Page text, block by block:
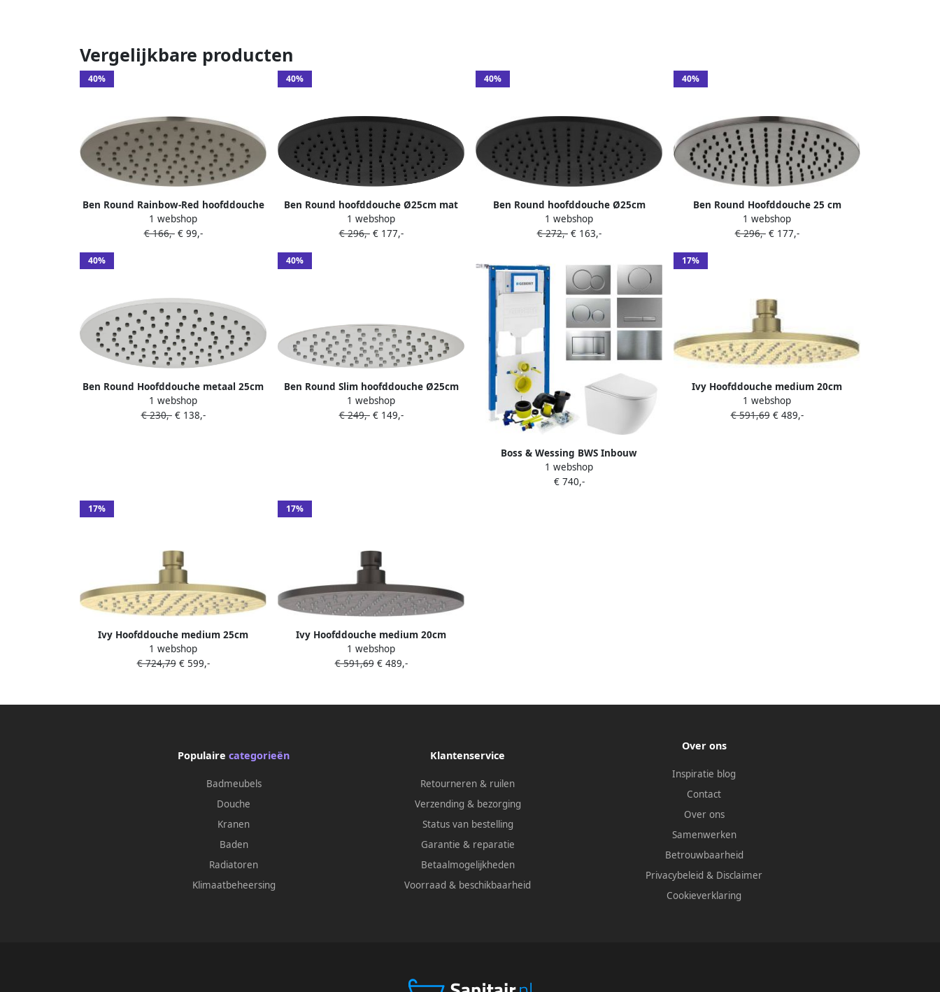
Vergelijkbare producten
40%
Ben Round Rainbow-Red hoofddouche
200mm brushed nickel
1 webshop
€ 166,-€ 99,-
40%
Ben Round hoofddouche Ø25cm mat
zwart
1 webshop
€ 296,-€ 177,-
40%
Ben Round hoofddouche Ø25cm
gestructureerd zwart
1 webshop
€ 272,-€ 163,-
40%
Ben Round Hoofddouche 25 cm
Geborsteld Zwart
1 webshop
€ 296,-€ 177,-
40%
Ben Round Hoofddouche metaal 25cm
Chroom
1 webshop
€ 230,-€ 138,-
40%
Ben Round Slim hoofddouche Ø25cm
chroom
1 webshop
€ 249,-€ 149,-
Boss & Wessing BWS Inbouw
Regendouche | Sensa | Gunmetal |
Wanduitloop | 30cm Hoofddouche met
1 webshop
€ 740,-
17%
Ivy Hoofddouche medium 20cm
antikalk nozzels RVS316 geborsteld
mat goud PVD 6900662
1 webshop
€ 591,69€ 489,-
17%
Ivy Hoofddouche medium 25cm
antikalk nozzels RVS316 geborsteld
mat goud PVD 6900712
1 webshop
€ 724,79€ 599,-
17%
Ivy Hoofddouche medium 20cm
antikalk nozzels RVS316 geborsteld
carbon black PVD 6900664
1 webshop
€ 591,69€ 489,-
Populaire categorieën
Badmeubels
Douche
Kranen
Baden
Radiatoren
Klimaatbeheersing
Klantenservice
Retourneren & ruilen
Verzending & bezorging
Status van bestelling
Garantie & reparatie
Betaalmogelijkheden
Voorraad & beschikbaarheid
Over ons
Inspiratie blog
Contact
Over ons
Samenwerken
Betrouwbaarheid
Privacybeleid & Disclaimer
Cookieverklaring